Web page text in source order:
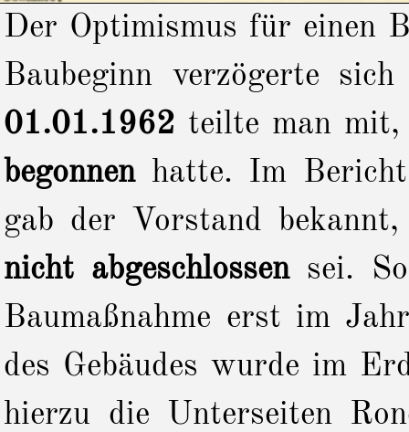
Der Optimismus für einen
Baubeginn verzögerte
01.01.1962 teilte man
begonnenhatte. Im Bericht
gab der Vorstand
nicht abgeschlossen sei.
Baumaßnahme erst im
des Gebäudes wurde im
hierzu die Unterseiten